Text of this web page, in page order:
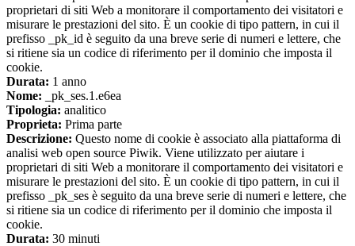
proprietari di siti Web a monitorare il comportamento dei visitatori e
misurare le prestazioni del sito. È un cookie di tipo pattern, in cui il
prefisso _pk_id è seguito da una breve serie di numeri e lettere, che
si ritiene sia un codice di riferimento per il dominio che imposta il
cookie.
Durata: 1 anno
Nome: _pk_ses.1.e6ea
Tipologia: analitico
Proprieta: Prima parte
Descrizione: Questo nome di cookie è associato alla piattaforma di
analisi web open source Piwik. Viene utilizzato per aiutare i
proprietari di siti Web a monitorare il comportamento dei visitatori e
misurare le prestazioni del sito. È un cookie di tipo pattern, in cui il
prefisso _pk_ses è seguito da una breve serie di numeri e lettere, che
si ritiene sia un codice di riferimento per il dominio che imposta il
cookie.
Durata: 30 minuti